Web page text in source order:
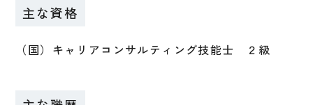
主な資格
（国）キャリアコンサルティング技能士 ２級